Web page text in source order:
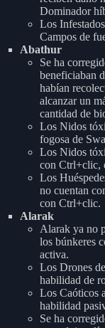
Dominador
Los
Campos de
Abathur
Se ha
beneficiaban
habían
alcanzar un
cantidad de
Los Nidos
fogosa de
Los Nidos
con Ctrl+clic,
Los
no cuentan
con Ctrl+clic.
Alarak
Alarak ya no
los búnkeres
activa.
Los Drones
habilidad de
Los Caóticos
habilidad
Se ha